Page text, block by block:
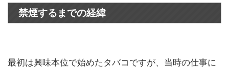
禁煙するまでの経緯
最初は興味本位で始めたタバコですが、当時の仕事に